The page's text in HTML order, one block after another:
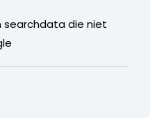
searchdata die niet